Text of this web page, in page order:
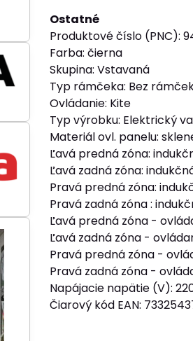
Ostatné
Produktové číslo (PNC):
Farba: čierna
Skupina: Vstavaná
Typ rámčeka: Bez
Ovládanie: Kite
Typ výrobku: Elektrický
Materiál ovl. panelu:
Ľavá predná zóna:
Ľavá zadná zóna:
Pravá predná zóna:
Pravá zadná zóna :
Ľavá predná zóna -
Ľavá zadná zóna -
Pravá predná zóna -
Pravá zadná zóna -
Napájacie napätie (V):
Čiarový kód EAN: